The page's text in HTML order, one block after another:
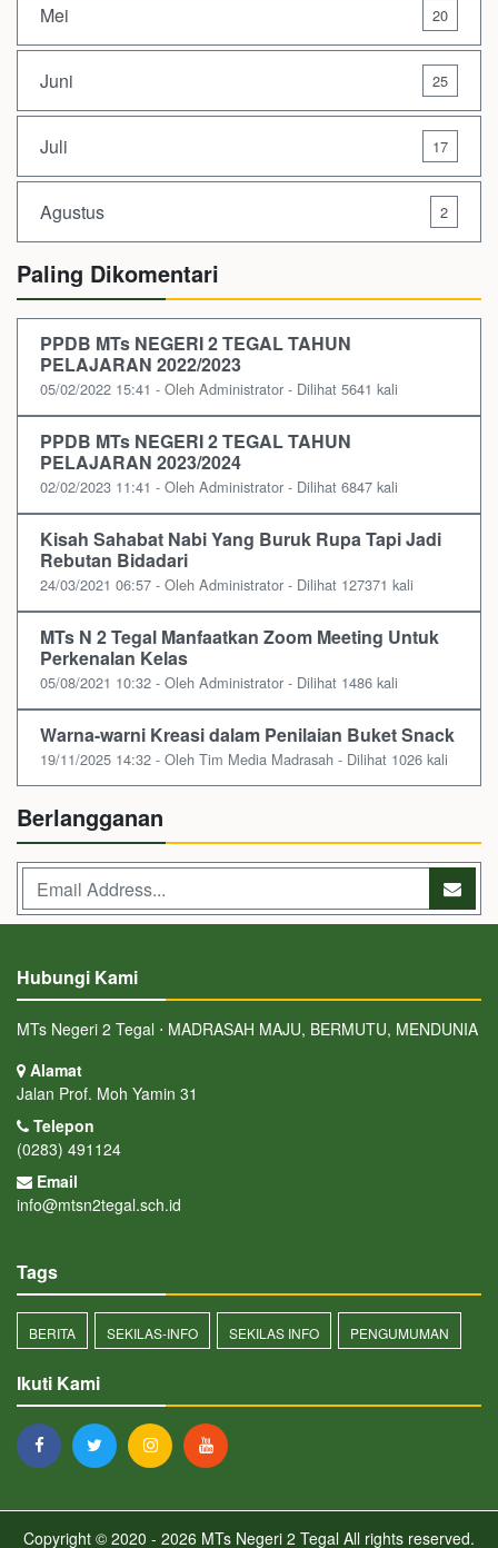
Mei 20
Juni 25
Juli 17
Agustus 2
Paling Dikomentari
PPDB MTs NEGERI 2 TEGAL TAHUN
PELAJARAN 2022/2023
05/02/2022 15:41 - Oleh Administrator - Dilihat 5641 kali
PPDB MTs NEGERI 2 TEGAL TAHUN
PELAJARAN 2023/2024
02/02/2023 11:41 - Oleh Administrator - Dilihat 6847 kali
Kisah Sahabat Nabi Yang Buruk Rupa Tapi Jadi
Rebutan Bidadari
24/03/2021 06:57 - Oleh Administrator - Dilihat 127371 kali
MTs N 2 Tegal Manfaatkan Zoom Meeting Untuk
Perkenalan Kelas
05/08/2021 10:32 - Oleh Administrator - Dilihat 1486 kali
Warna-warni Kreasi dalam Penilaian Buket Snack
19/11/2025 14:32 - Oleh Tim Media Madrasah - Dilihat 1026 kali
Berlangganan
Hubungi Kami
MTs Negeri 2 Tegal ⋅ MADRASAH MAJU, BERMUTU, MENDUNIA
Alamat
Jalan Prof. Moh Yamin 31
Telepon
(0283) 491124
Email
info@mtsn2tegal.sch.id
Tags
BERITA SEKILAS-INFO SEKILAS INFO PENGUMUMAN
Ikuti Kami
Copyright © 2020 - 2026 MTs Negeri 2 Tegal All rights reserved.